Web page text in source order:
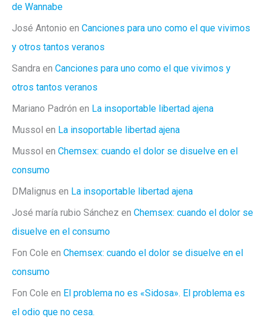
de Wannabe
José Antonio en Canciones para uno como el que vivimos
y otros tantos veranos
Sandra en Canciones para uno como el que vivimos y
otros tantos veranos
Mariano Padrón en La insoportable libertad ajena
Mussol en La insoportable libertad ajena
Mussol en Chemsex: cuando el dolor se disuelve en el
consumo
DMalignus en La insoportable libertad ajena
José maría rubio Sánchez en Chemsex: cuando el dolor se
disuelve en el consumo
Fon Cole en Chemsex: cuando el dolor se disuelve en el
consumo
Fon Cole en El problema no es «Sidosa». El problema es
el odio que no cesa.